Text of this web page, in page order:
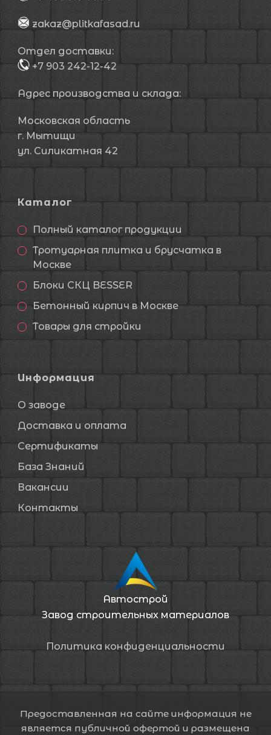
zakaz@plitkafasad.ru
Отдел доставки:
+7 903 242-12-42
Адрес производства и склада:
Московская область
г. Мытищи
ул. Силикатная 42
Каталог
Полный каталог продукции
Тротуарная плитка и брусчатка в
Москве
Блоки СКЦ BESSER
Бетонный кирпич в Москве
Товары для стройки
Информация
О заводе
Доставка и оплата
Сертификаты
База Знаний
Вакансии
Контакты
Автострой
Завод строительных материалов
Политика конфиденциальности
Предоставленная на сайте информация не
является публичной офертой и размещена